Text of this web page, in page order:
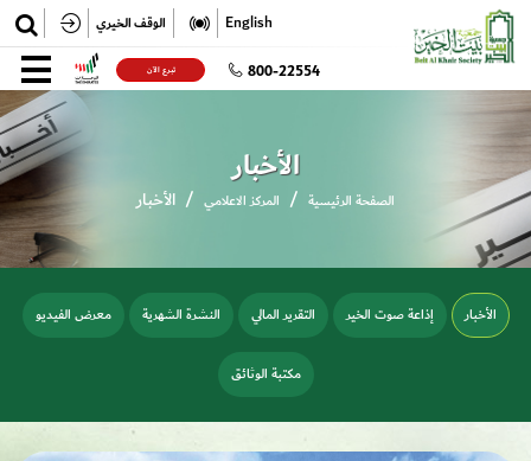
✕ English الوقف الخيري
تسجيل الدخول تسجيل 800-22554 تبرع الآن
الأخبار
الصفحة الرئيسية المركز الاعلامي الأخبار
الأخبار إذاعة صوت الخير التقرير المالي النشرة الشهرية معرض الفيديو
مكتبة الوثائق